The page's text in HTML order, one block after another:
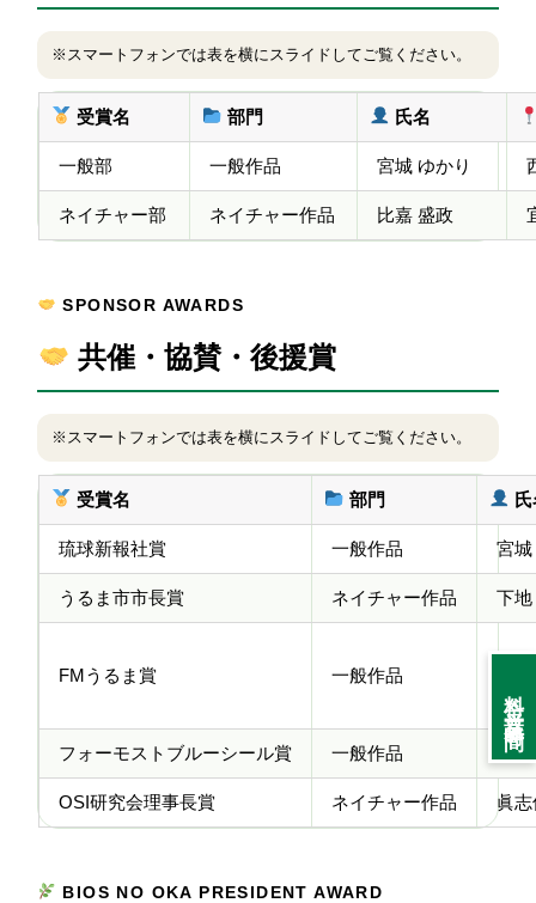
料金・営業時間
※スマートフォンでは表を横にスライドしてご覧ください。
受賞名 部門 氏名
一般部 一般作品 宮城 ゆかり
ネイチャー部 ネイチャー作品 比嘉 盛政
SPONSOR AWARDS
共催・協賛・後援賞
※スマートフォンでは表を横にスライドしてご覧ください。
受賞名 部門
琉球新報社賞 一般作品 宮
うるま市市長賞 ネイチャー作品 下
FMうるま賞 一般作品
フォーモストブルーシール賞 一般作品 中
OSI研究会理事長賞 ネイチャー作品 眞
BIOS NO OKA PRESIDENT AWARD